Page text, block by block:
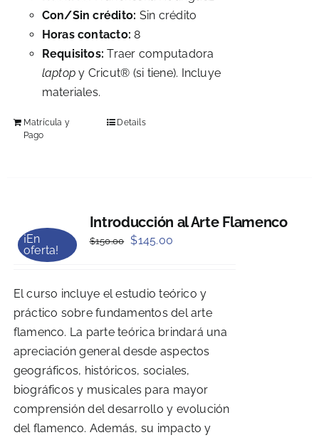
Con/Sin crédito: Sin crédito
Horas contacto: 8
Requisitos: Traer computadora
laptop y Cricut® (si tiene). Incluye
materiales.
Matrícula y
Pago
Details
¡En
oferta!
Introducción al Arte Flamenco
$150.00 Original
$150.00.
$145.00
$145.00.
El curso incluye el estudio teórico y
práctico sobre fundamentos del arte
flamenco. La parte teórica brindará una
apreciación general desde aspectos
geográficos, históricos, sociales,
biográficos y musicales para mayor
comprensión del desarrollo y evolución
del flamenco. Además, su impacto y